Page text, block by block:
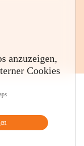
anzuzeigen,
Cookies